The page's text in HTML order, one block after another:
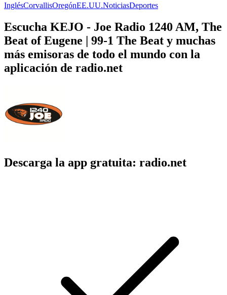
InglésCorvallisOregónEE.UU.NoticiasDeportes
Escucha KEJO - Joe Radio 1240 AM, The
Beat of Eugene | 99-1 The Beat y muchas
más emisoras de todo el mundo con la
aplicación de radio.net
Descarga la app gratuita: radio.net